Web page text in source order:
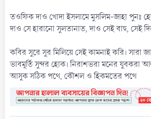
তওফিক দাও খোদা ইসলামে মুসলিম-জাহা পুনঃ
দাও সে হারানো সুলতানাত, দাও সেই বাহু, সেই
কবির সুরে সুর মিলিয়ে সেই কামনাই করি। সারা
ভাবমূর্তি সুন্দর হোক। নিরাশভরা মনের যুবকরা
আসুক সঠিক পথে, কৌশল ও হিকমতের পথে